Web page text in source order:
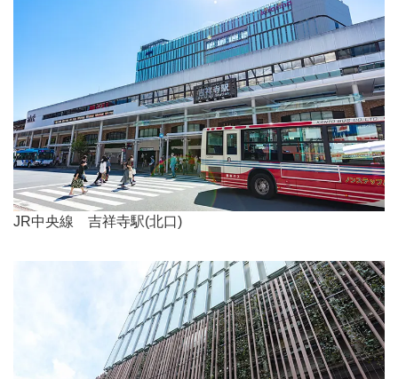
JR中央線 吉祥寺駅(北口)